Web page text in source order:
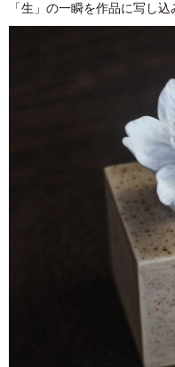
「生」の一瞬を作品に写し込